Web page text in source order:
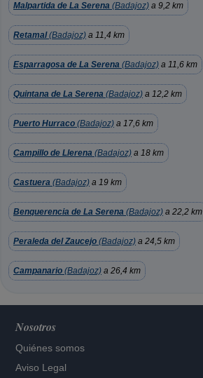
Malpartida de La Serena (Badajoz) a 9,2 km
Retamal(Badajoz) a 11,4 km
Esparragosa de La Serena (Badajoz) a 11,6 km
Quintana de La Serena (Badajoz) a 12,2 km
Puerto Hurraco (Badajoz) a 17,6 km
Campillo de Llerena (Badajoz) a 18 km
Castuera (Badajoz) a 19 km
Benquerencia de La Serena (Badajoz) a 22,2 km
Peraleda del Zaucejo (Badajoz) a 24,5 km
Campanario (Badajoz) a 26,4 km
Nosotros
Quiénes somos
Aviso Legal